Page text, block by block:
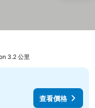
3.2 公里
查看價格